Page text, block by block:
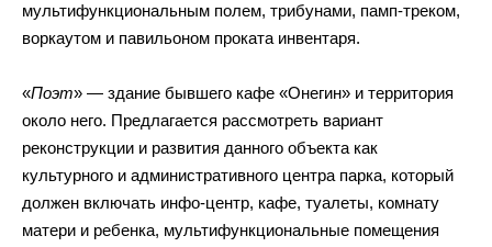
мультифункциональным полем, трибунами, памп-треком,
воркаутом и павильоном проката инвентаря.
«Поэт» — здание бывшего кафе «Онегин» и территория
около него. Предлагается рассмотреть вариант
реконструкции и развития данного объекта как
культурного и административного центра парка, который
должен включать инфо-центр, кафе, туалеты, комнату
матери и ребенка, мультифункциональные помещения